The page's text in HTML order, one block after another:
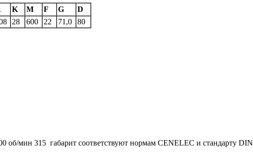
K M F G
D
28 600 22 71,0 80
об/мин 315 габарит соответствуют нормам CENELEC и стандарту DIN